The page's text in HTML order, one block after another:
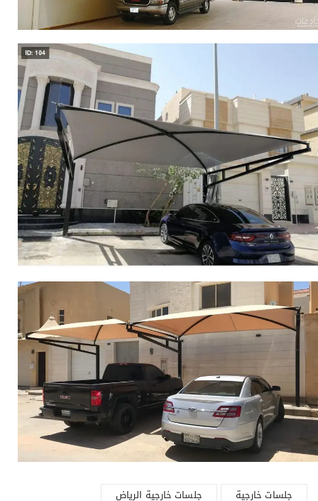
جلسات خارجية الرياض جلسات خارجية